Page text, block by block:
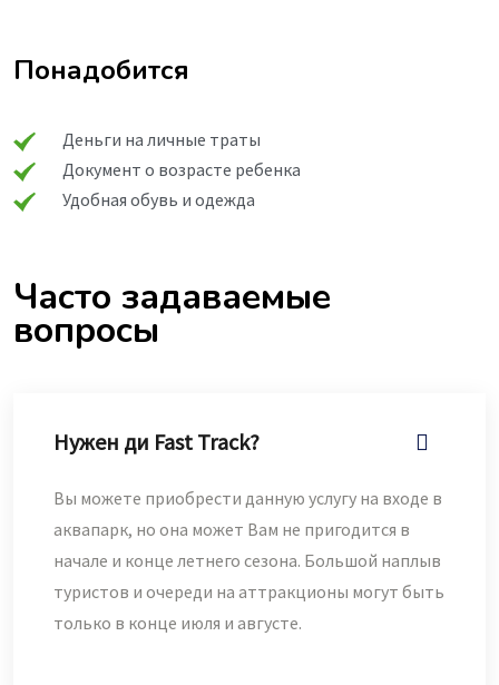
Понадобится
Деньги на личные траты
Документ о возрасте ребенка
Удобная обувь и одежда
Часто задаваемые
вопросы
Нужен ди Fast Track?
Вы можете приобрести данную услугу на входе в
аквапарк, но она может Вам не пригодится в
начале и конце летнего сезона. Большой наплыв
туристов и очереди на аттракционы могут быть
только в конце июля и августе.